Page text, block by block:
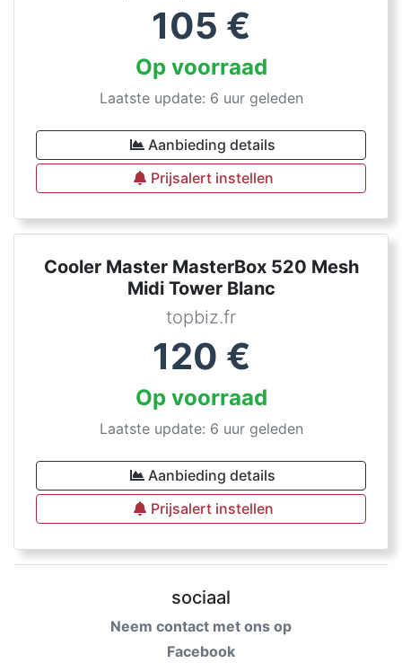
105 €
Op voorraad
Laatste update: 6 uur geleden
Aanbieding details
Prijsalert instellen
Cooler Master MasterBox 520 Mesh
Midi Tower Blanc
topbiz.fr
120 €
Op voorraad
Laatste update: 6 uur geleden
Aanbieding details
Prijsalert instellen
sociaal
Neem contact met ons op
Facebook